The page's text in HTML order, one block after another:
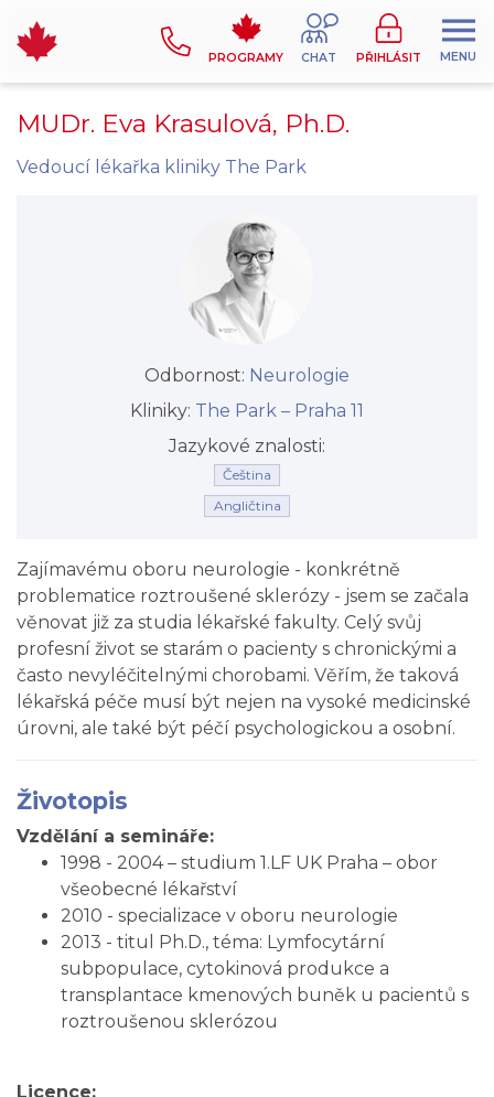
PROGRAMY CHAT PŘIHLÁSIT MENU
MUDr. Eva Krasulová, Ph.D.
Vedoucí lékařka kliniky The Park
Odbornost: Neurologie
Kliniky: The Park –⁠⁠⁠⁠⁠⁠ Praha 11
Jazykové znalosti:
Čeština
Angličtina
Zajímavému oboru neurologie - konkrétně
problematice roztroušené sklerózy - jsem se začala
věnovat již za studia lékařské fakulty. Celý svůj
profesní život se starám o pacienty s chronickými a
často nevyléčitelnými chorobami. Věřím, že taková
lékařská péče musí být nejen na vysoké medicinské
úrovni, ale také být péčí psychologickou a osobní.
Životopis
Vzdělání a semináře:
1998 - 2004 – studium 1.LF UK Praha – obor
všeobecné lékařství
2010 - specializace v oboru neurologie
2013 - titul Ph.D., téma: Lymfocytární
subpopulace, cytokinová produkce a
transplantace kmenových buněk u pacientů s
roztroušenou sklerózou
Licence: